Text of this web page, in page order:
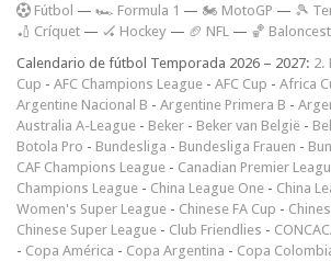
Fútbol — 🏎️ Formula 1 — 🏍 MotoGP — 🎾
🏏 Críquet — 🏑 Hockey — 🏈 NFL — 🏀
Calendario de fútbol Temporada 2026 – 2027: 2.
Cup - AFC Champions League - AFC Cup - Africa
Argentine Nacional B - Argentine Primera B -
Australia A-League - Beker - Beker van België -
Botola Pro - Bundesliga - Bundesliga Frauen -
CAF Champions League - Canadian Premier
Champions League - China League One - China
Women's Super League - Chinese FA Cup -
Chinese Super League - Club Friendlies -
- Copa América - Copa Argentina - Copa